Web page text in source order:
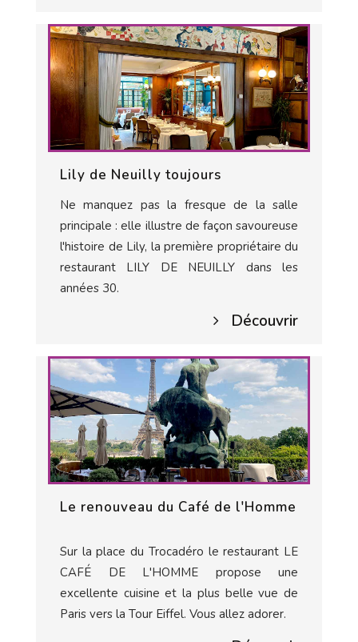
Lily de Neuilly toujours
Ne manquez pas la fresque de la salle
principale : elle illustre de façon savoureuse
l'histoire de Lily, la première propriétaire du
restaurant LILY DE NEUILLY dans les
années 30.
Découvrir
Le renouveau du Café de l'Homme
Sur la place du Trocadéro le restaurant LE
CAFÉ DE L'HOMME propose une
excellente cuisine et la plus belle vue de
Paris vers la Tour Eiffel. Vous allez adorer.